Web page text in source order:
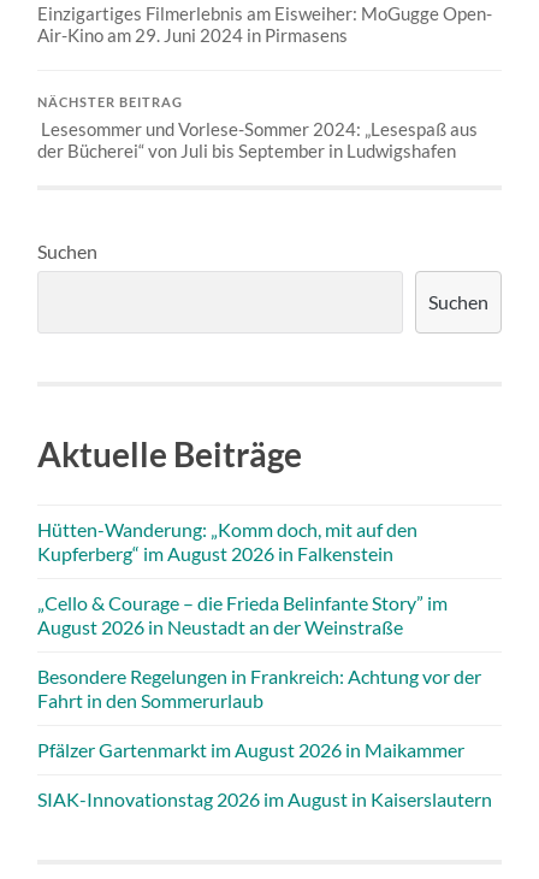
Einzigartiges Filmerlebnis am Eisweiher: MoGugge Open-
Air-Kino am 29. Juni 2024 in Pirmasens
NÄCHSTER BEITRAG
Lesesommer und Vorlese-Sommer 2024: „Lesespaß aus
der Bücherei“ von Juli bis September in Ludwigshafen
Suchen
Suchen
Aktuelle Beiträge
Hütten-Wanderung: „Komm doch, mit auf den
Kupferberg“ im August 2026 in Falkenstein
„Cello & Courage – die Frieda Belinfante Story” im
August 2026 in Neustadt an der Weinstraße
Besondere Regelungen in Frankreich: Achtung vor der
Fahrt in den Sommerurlaub
Pfälzer Gartenmarkt im August 2026 in Maikammer
SIAK-Innovationstag 2026 im August in Kaiserslautern